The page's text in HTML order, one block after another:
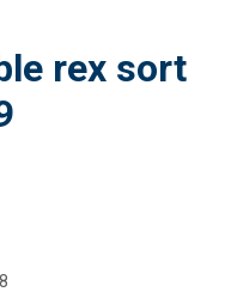
rex sort